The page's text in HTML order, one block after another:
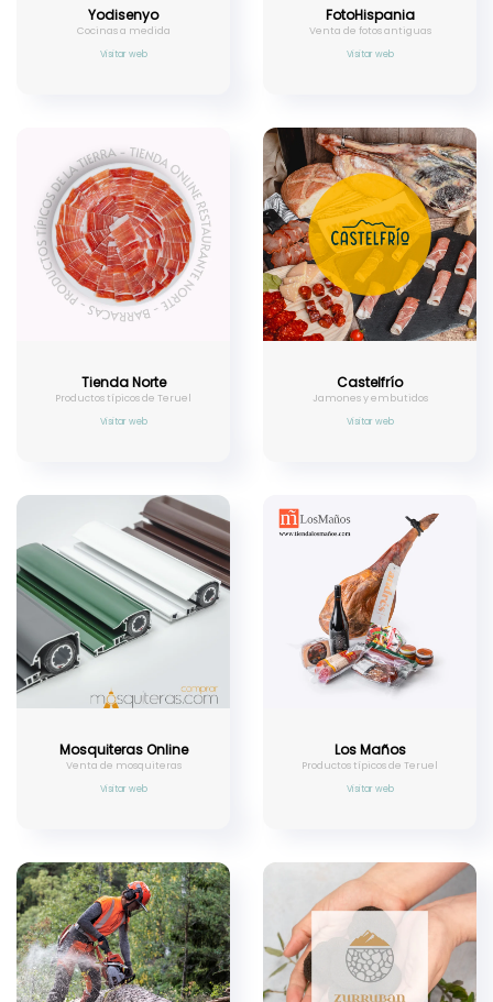
Yodisenyo
Cocinas a medida
Visitar web
FotoHispania
Venta de fotos antiguas
Visitar web
Tienda Norte
Productos típicos de Teruel
Visitar web
Castelfrío
Jamones y embutidos
Visitar web
Mosquiteras Online
Venta de mosquiteras
Visitar web
Los Maños
Productos típicos de Teruel
Visitar web